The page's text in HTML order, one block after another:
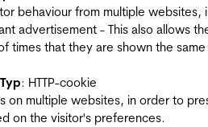
behaviour from multiple websites,
advertisement - This also allows
times that they are shown the same
Typ: HTTP-cookie
on multiple websites, in order to
on the visitor's preferences.